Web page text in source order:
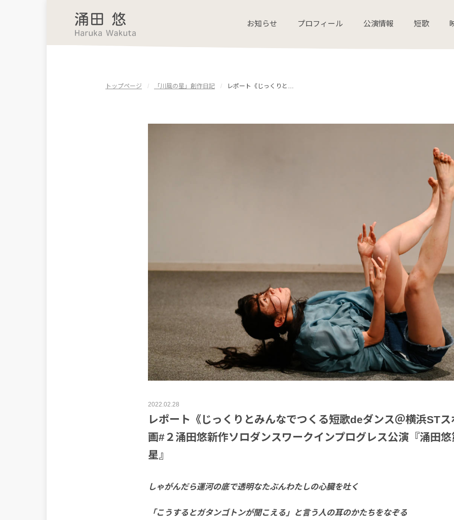
お知らせ プロフィール 公演情報 短歌
トップページ 「川風の星」創作日記 レポート《じっくりと…
2022.02.28
レポート《じっくりとみんなでつくる短歌deダンス＠横浜ST
画#２涌田悠新作ソロダンスワークインプログレス公演『涌田
星』
しゃがんだら運河の底で透明なたぶんわたしの心臓を吐く
「こうするとガタンゴトンが聞こえる」と言う人の耳のかたちをなぞる